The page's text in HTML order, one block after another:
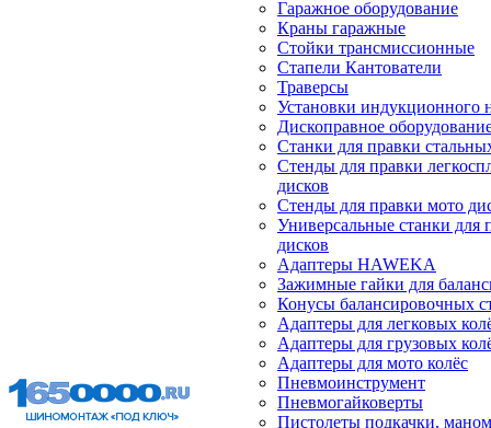
Гаражное оборудование
Краны гаражные
Стойки трансмиссионные
Стапели Кантователи
Траверсы
Установки индукционного
Дископравное
Станки для правки
Стенды для правки
дисков
Стенды для правки мото
Универсальные станки для
дисков
Адаптеры HAWEKA
Зажимные гайки для
Конусы балансировочных
Адаптеры для легковых
Адаптеры для грузовых
Адаптеры для мото колёс
Пневмоинструмент
Пневмогайковерты
Пистолеты подкачки,